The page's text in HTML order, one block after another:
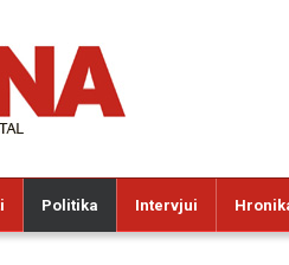
Politika Intervjui